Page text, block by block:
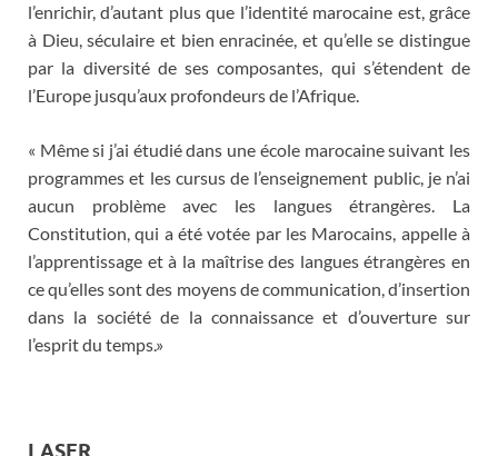
l’enrichir, d’autant plus que l’identité marocaine est, grâce
à Dieu, séculaire et bien enracinée, et qu’elle se distingue
par la diversité de ses composantes, qui s’étendent de
l’Europe jusqu’aux profondeurs de l’Afrique.
« Même si j’ai étudié dans une école marocaine suivant les
programmes et les cursus de l’enseignement public, je n’ai
aucun problème avec les langues étrangères. La
Constitution, qui a été votée par les Marocains, appelle à
l’apprentissage et à la maîtrise des langues étrangères en
ce qu’elles sont des moyens de communication, d’insertion
dans la société de la connaissance et d’ouverture sur
l’esprit du temps.»